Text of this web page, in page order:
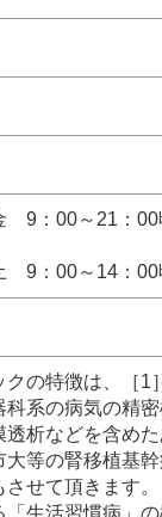
9：00～21：00
9：00～14：00
クの特徴は、［1
科系の病気の精
透析などを含め
大等の腎移植基
させて頂きます